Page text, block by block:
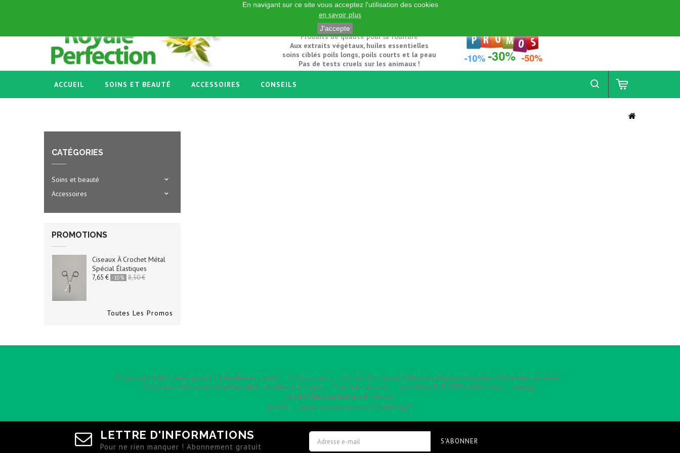
Entretien et beauté pour chiens et chats
Produits de qualité pour la fourrure
Aux extraits végétaux, huiles essentielles
soins ciblés poils longs, poils courts et la peau
Pas de tests cruels sur les animaux !
ACCUEIL SOINS ET BEAUTÉ ACCESSOIRES CONSEILS
CATÉGORIES
Soins et beauté
Accessoires
PROMOTIONS
Ciseaux À Crochet Métal
Spécial Élastiques
7,65 € -10% 8,50 €
Toutes Les Promos
Promotions Nouveaux produits Meilleures ventes Contactez-nous Accueil Livraison
Mentions Légales - Conditions Générales de Vente
Conditions d'utilisation - Confidentialité - Cookies
A propos Paiement sécurisé Liens Utiles ELEVEURS Brochures sitemap
Royale Perfection, tous droits réservés.
©2026 - Logiciel e-commerce par PrestaShop™
LETTRE D'INFORMATIONS
Pour ne rien manquer ! Abonnement gratuit
S'ABONNER
En navigant sur ce site vous acceptez l'utilisation des cookies
en savoir plus
J'accepte